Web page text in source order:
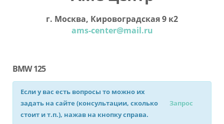
г. Москва, Кировоградская 9 к2
ams-center@mail.ru
BMW 125
Если у вас есть вопросы то можно их
задать на сайте (консультации, сколько
стоит и т.п.), нажав на кнопку справа.
Запрос